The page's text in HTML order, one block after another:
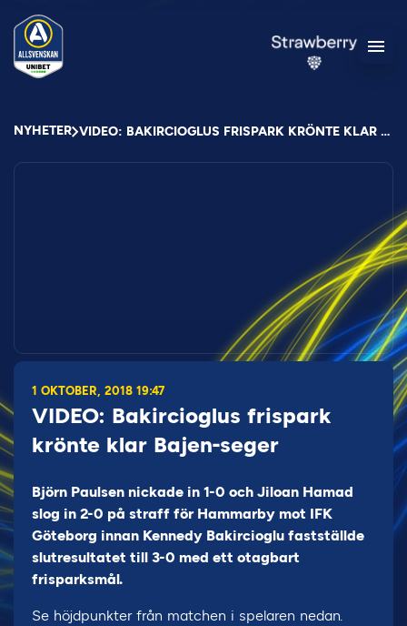
NYHETER VIDEO: BAKIRCIOGLUS FRISPARK KRÖNTE KLAR BAJEN-SEGER
1 OKTOBER, 2018 19:47
VIDEO: Bakircioglus frispark
krönte klar Bajen-seger
Björn Paulsen nickade in 1-0 och Jiloan Hamad
slog in 2-0 på straff för Hammarby mot IFK
Göteborg innan Kennedy Bakircioglu fastställde
slutresultatet till 3-0 med ett otagbart
frisparksmål.
Se höjdpunkter från matchen i spelaren nedan.